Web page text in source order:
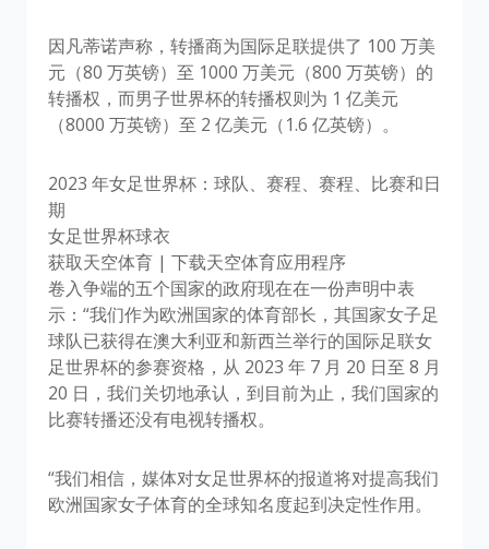
因凡蒂诺声称，转播商为国际足联提供了 100 万美
元（80 万英镑）至 1000 万美元（800 万英镑）的
转播权，而男子世界杯的转播权则为 1 亿美元
（8000 万英镑）至 2 亿美元（1.6 亿英镑）。
2023 年女足世界杯：球队、赛程、赛程、比赛和日
期
女足世界杯球衣
获取天空体育 | 下载天空体育应用程序
卷入争端的五个国家的政府现在在一份声明中表
示：“我们作为欧洲国家的体育部长，其国家女子足
球队已获得在澳大利亚和新西兰举行的国际足联女
足世界杯的参赛资格，从 2023 年 7 月 20 日至 8 月
20 日，我们关切地承认，到目前为止，我们国家的
比赛转播还没有电视转播权。
“我们相信，媒体对女足世界杯的报道将对提高我们
欧洲国家女子体育的全球知名度起到决定性作用。